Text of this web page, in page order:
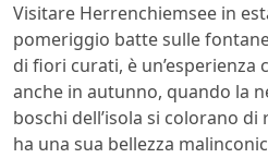
Visitare Herrenchiemsee in
pomeriggio batte sulle
di fiori curati, è un’esperienza
anche in autunno, quando la
boschi dell’isola si colorano
ha una sua bellezza